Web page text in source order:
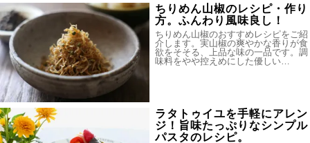
ちりめん山椒のレシピ・作り
方。ふんわり風味良し！
ちりめん山椒のおすすめレシピをご紹
介します。実山椒の爽やかな香りが食
欲をそそる、上品な味の一品です。調
味料をやや控えめにした優しい…
ラタトゥイユを手軽にアレン
ジ！旨味たっぷりなシンプル
パスタのレシピ。